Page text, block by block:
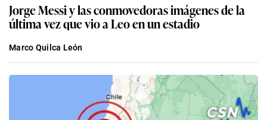
Jorge Messi y las conmovedoras imágenes de la
última vez que vio a Leo en un estadio
Marco Quilca León